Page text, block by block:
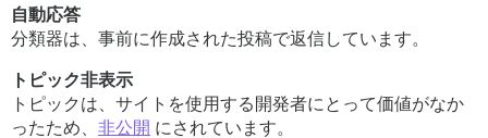
自動応答
分類器は、事前に作成された投稿で返信しています。
トピック非表示
トピックは、サイトを使用する開発者にとって価値がなか
ったため、 非公開 にされています。